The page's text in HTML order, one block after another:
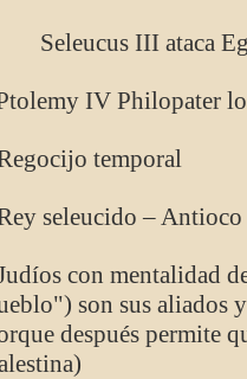
Seleucus III ataca
IV Philopater
temporal
seleucido –
con mentalidad
son sus aliados
después permite